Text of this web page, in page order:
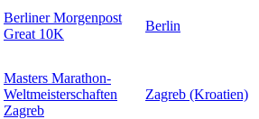
Berliner Morgenpost
Great 10K
Berlin
Masters Marathon-
Weltmeisterschaften
Zagreb
Zagreb (Kroatien)